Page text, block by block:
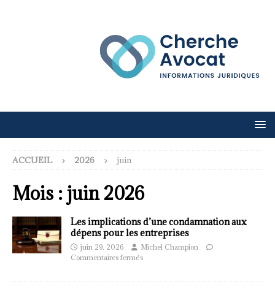
ACCUEIL 2026 juin
Mois :juin 2026
Les implications d’une condamnation aux
dépens pour les entreprises
juin 29, 2026
Michel Champion
Commentaires fermés